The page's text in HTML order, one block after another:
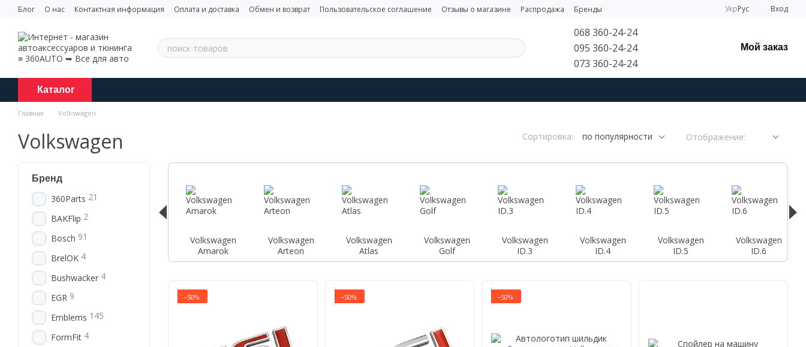
Перейти к основному контенту
Блог О нас Контактная информация Оплата и доставка Обмен и возврат Пользовательское соглашение Отзывы о магазине Распродажа Бренды УкрРус Вход
068 360-24-24
095 360-24-24
073 360-24-24
Мой заказ
Каталог
Главная Volkswagen
Volkswagen Сортировка: по популярности Отображение:
Volkswagen
Amarok
Volkswagen
Arteon
Volkswagen
Atlas
Volkswagen
Golf
Volkswagen
ID.3
Volkswagen
ID.4
Volkswagen
ID.5
Volkswagen
ID.6
−50% −50% −50%
Бренд
360Parts 21
BAKFlip 2
Bosch 91
BrelOK 4
Bushwacker 4
EGR 9
Emblems 145
FormFit 4